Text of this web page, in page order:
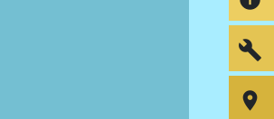
build
room